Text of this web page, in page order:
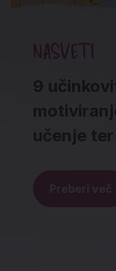
NASVETI
9
učenje